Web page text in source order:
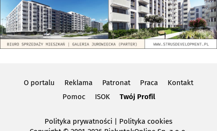
O portalu Reklama Patronat Praca
Kontakt
Pomoc
ISOK Twój Profil
Polityka prywatności | Polityka cookies